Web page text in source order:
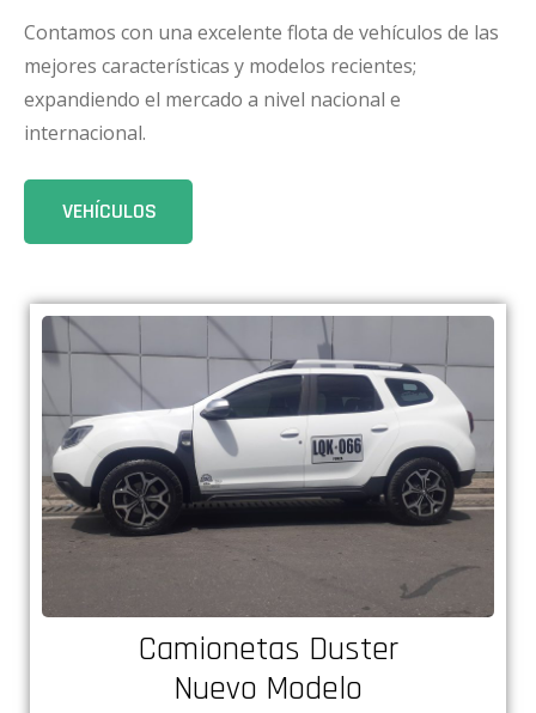
Contamos con una excelente flota de vehículos de las
mejores características y modelos recientes;
expandiendo el mercado a nivel nacional e
internacional.
VEHÍCULOS
Camionetas Duster
Nuevo Modelo